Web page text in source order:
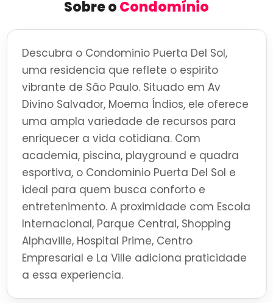
Sobre oCondomínio
Descubra o Condominio Puerta Del Sol,
uma residencia que reflete o espirito
vibrante de São Paulo. Situado em Av
Divino Salvador, Moema Índios, ele oferece
uma ampla variedade de recursos para
enriquecer a vida cotidiana. Com
academia, piscina, playground e quadra
esportiva, o Condominio Puerta Del Sol e
ideal para quem busca conforto e
entretenimento. A proximidade com Escola
Internacional, Parque Central, Shopping
Alphaville, Hospital Prime, Centro
Empresarial e La Ville adiciona praticidade
a essa experiencia.